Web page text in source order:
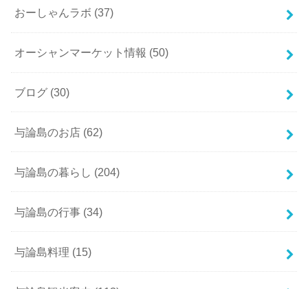
おーしゃんラボ (37)
オーシャンマーケット情報 (50)
ブログ (30)
与論島のお店 (62)
与論島の暮らし (204)
与論島の行事 (34)
与論島料理 (15)